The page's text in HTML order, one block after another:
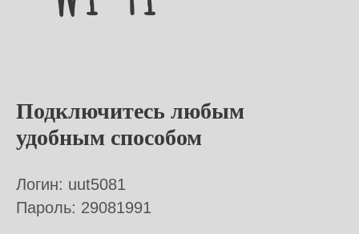
Подключитесь любым
удобным способом
Логин: uut5081
Пароль: 29081991